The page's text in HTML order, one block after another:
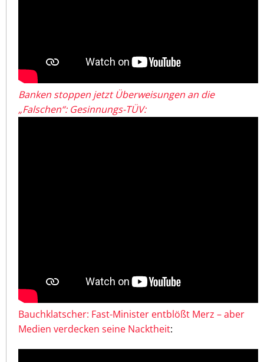
Banken stoppen jetzt Überweisungen an die
„Falschen“: Gesinnungs-TÜV:
Bauchklatscher: Fast-Minister entblößt Merz – aber
Medien verdecken seine Nacktheit: